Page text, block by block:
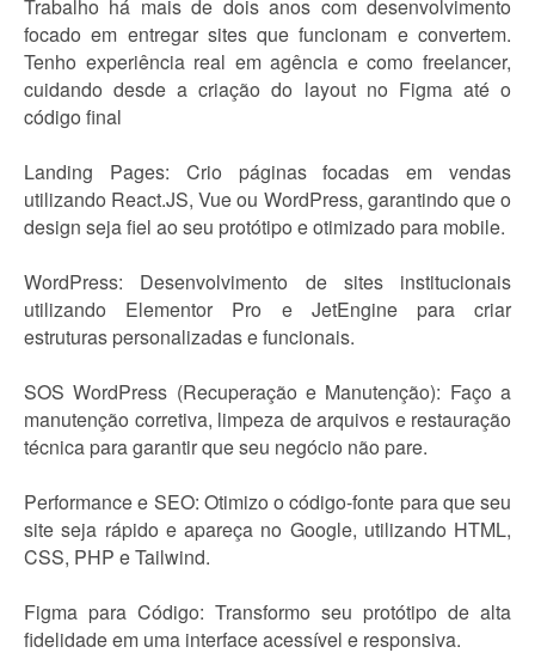
Trabalho há mais de dois anos com desenvolvimento
focado em entregar sites que funcionam e convertem.
Tenho experiência real em agência e como freelancer,
cuidando desde a criação do layout no Figma até o
código final
Landing Pages: Crio páginas focadas em vendas
utilizando React.JS, Vue ou WordPress, garantindo que o
design seja fiel ao seu protótipo e otimizado para mobile.
WordPress: Desenvolvimento de sites institucionais
utilizando Elementor Pro e JetEngine para criar
estruturas personalizadas e funcionais.
SOS WordPress (Recuperação e Manutenção): Faço a
manutenção corretiva, limpeza de arquivos e restauração
técnica para garantir que seu negócio não pare.
Performance e SEO: Otimizo o código-fonte para que seu
site seja rápido e apareça no Google, utilizando HTML,
CSS, PHP e Tailwind.
Figma para Código: Transformo seu protótipo de alta
fidelidade em uma interface acessível e responsiva.